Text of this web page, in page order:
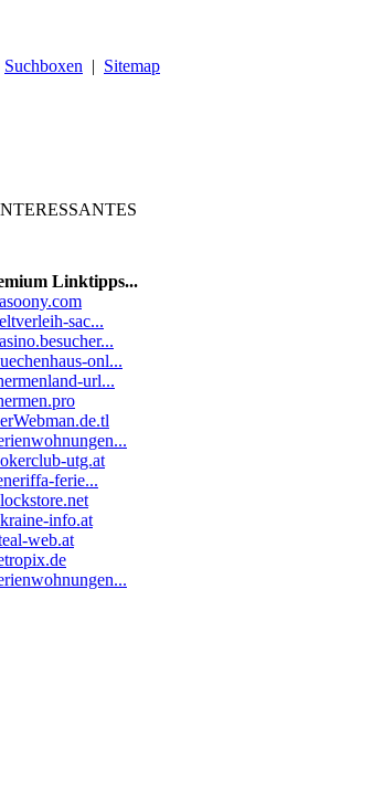
Suchboxen | Sitemap
Linktipps...
sac...
onl...
url...
utg.at
ferie...
info.at
web.at